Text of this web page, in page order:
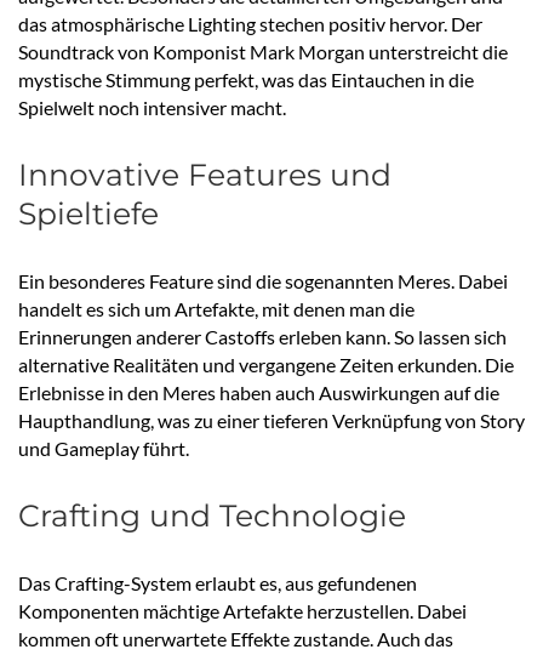
das atmosphärische Lighting stechen positiv hervor. Der
Soundtrack von Komponist Mark Morgan unterstreicht die
mystische Stimmung perfekt, was das Eintauchen in die
Spielwelt noch intensiver macht.
Innovative Features und
Spieltiefe
Ein besonderes Feature sind die sogenannten Meres. Dabei
handelt es sich um Artefakte, mit denen man die
Erinnerungen anderer Castoffs erleben kann. So lassen sich
alternative Realitäten und vergangene Zeiten erkunden. Die
Erlebnisse in den Meres haben auch Auswirkungen auf die
Haupthandlung, was zu einer tieferen Verknüpfung von Story
und Gameplay führt.
Crafting und Technologie
Das Crafting-System erlaubt es, aus gefundenen
Komponenten mächtige Artefakte herzustellen. Dabei
kommen oft unerwartete Effekte zustande. Auch das